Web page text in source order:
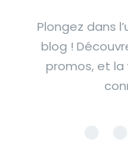
Plongez dans
blog !
promos, et la